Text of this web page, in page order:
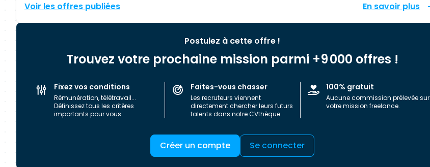
Voir les offres publiées En savoir plus
Postulez à cette offre !
Trouvez votre prochaine mission parmi +9 000 offres !
Fixez vos conditions
Rémunération, télétravail...
Définissez tous les critères
importants pour vous.
Faites-vous chasser
Les recruteurs viennent
directement chercher leurs futurs
talents dans notre CVthèque.
100% gratuit
Aucune commission prélevée sur
votre mission freelance.
Créer un compte Se connecter